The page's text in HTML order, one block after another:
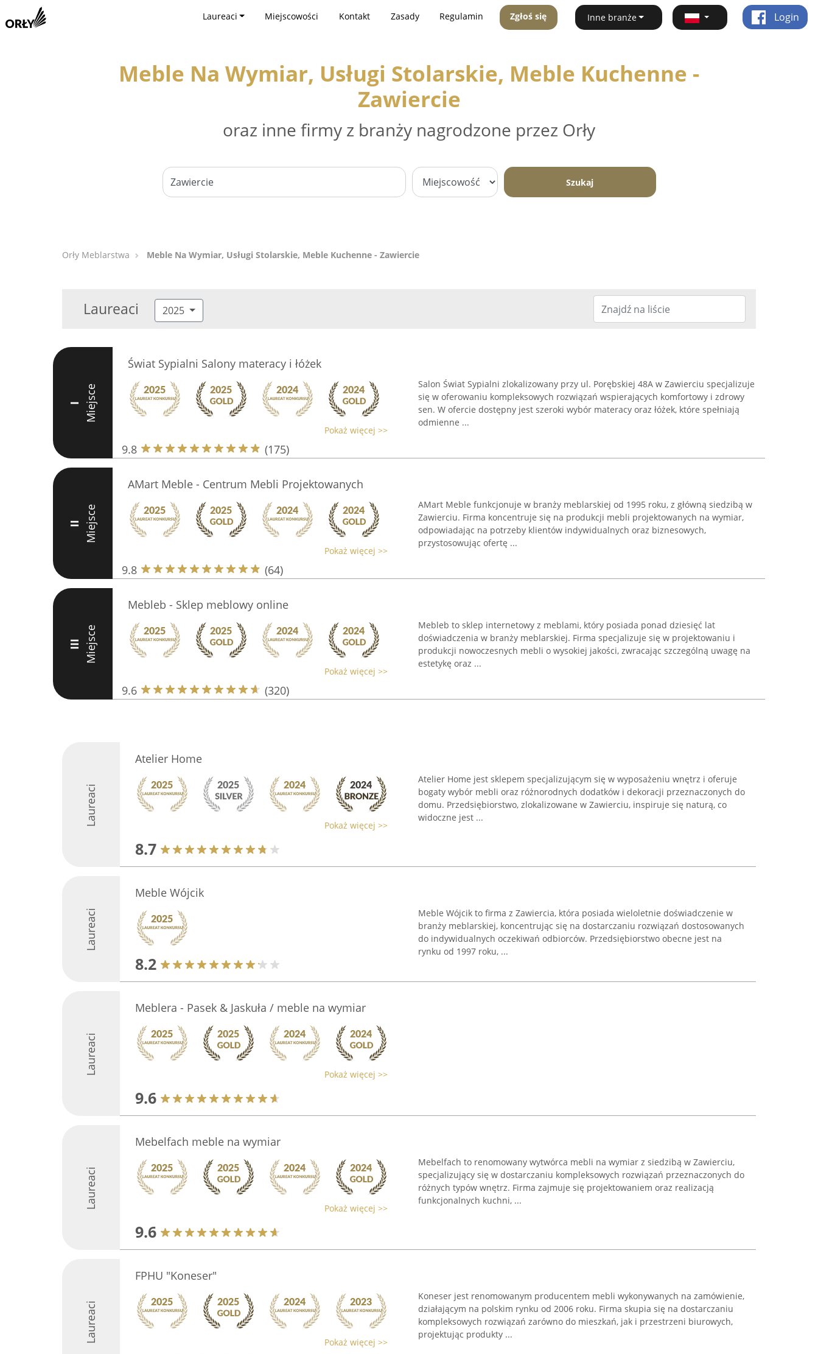
Laureaci Miejscowości Kontakt Zasady Regulamin Zgłoś się Inne branże Login
Meble Na Wymiar, Usługi Stolarskie, Meble Kuchenne -
Zawiercie
oraz inne firmy z branży nagrodzone przez Orły
Szukaj
Orły Meblarstwa Meble Na Wymiar, Usługi Stolarskie, Meble Kuchenne - Zawiercie
Laureaci 2025
I Miejsce
Świat Sypialni Salony materacy i łóżek
Pokaż więcej >>
9.8 (175)
Salon Świat Sypialni zlokalizowany przy ul. Porębskiej 48A w Zawierciu specjalizuje
się w oferowaniu kompleksowych rozwiązań wspierających komfortowy i zdrowy
sen. W ofercie dostępny jest szeroki wybór materacy oraz łóżek, które spełniają
odmienne ...
II Miejsce
AMart Meble - Centrum Mebli Projektowanych
Pokaż więcej >>
9.8 (64)
AMart Meble funkcjonuje w branży meblarskiej od 1995 roku, z główną siedzibą w
Zawierciu. Firma koncentruje się na produkcji mebli projektowanych na wymiar,
odpowiadając na potrzeby klientów indywidualnych oraz biznesowych,
przystosowując ofertę ...
III Miejsce
Mebleb - Sklep meblowy online
Pokaż więcej >>
9.6 (320)
Mebleb to sklep internetowy z meblami, który posiada ponad dziesięć lat
doświadczenia w branży meblarskiej. Firma specjalizuje się w projektowaniu i
produkcji nowoczesnych mebli o wysokiej jakości, zwracając szczególną uwagę na
estetykę oraz ...
Laureaci
Atelier Home
Pokaż więcej >>
8.7
Atelier Home jest sklepem specjalizującym się w wyposażeniu wnętrz i oferuje
bogaty wybór mebli oraz różnorodnych dodatków i dekoracji przeznaczonych do
domu. Przedsiębiorstwo, zlokalizowane w Zawierciu, inspiruje się naturą, co
widoczne jest ...
Laureaci
Meble Wójcik
8.2
Meble Wójcik to firma z Zawiercia, która posiada wieloletnie doświadczenie w
branży meblarskiej, koncentrując się na dostarczaniu rozwiązań dostosowanych
do indywidualnych oczekiwań odbiorców. Przedsiębiorstwo obecne jest na
rynku od 1997 roku, ...
Laureaci
Meblera - Pasek & Jaskuła / meble na wymiar
Pokaż więcej >>
9.6
Laureaci
Mebelfach meble na wymiar
Pokaż więcej >>
9.6
Mebelfach to renomowany wytwórca mebli na wymiar z siedzibą w Zawierciu,
specjalizujący się w dostarczaniu kompleksowych rozwiązań przeznaczonych do
różnych typów wnętrz. Firma zajmuje się projektowaniem oraz realizacją
funkcjonalnych kuchni, ...
Laureaci
FPHU "Koneser"
Pokaż więcej >>
Koneser jest renomowanym producentem mebli wykonywanych na zamówienie,
działającym na polskim rynku od 2006 roku. Firma skupia się na dostarczaniu
kompleksowych rozwiązań zarówno do mieszkań, jak i przestrzeni biurowych,
projektując produkty ...